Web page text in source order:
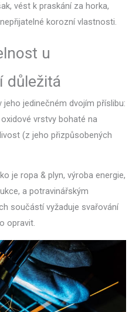
vést k praskání za horka,
korozní vlastnosti.
u
důležitá
jedinečném dvojím příslibu:
vrstvy bohaté na
(z jeho přizpůsobených
je ropa & plyn, výroba energie,
a potravinářským
součástí vyžaduje svařování
opravit.